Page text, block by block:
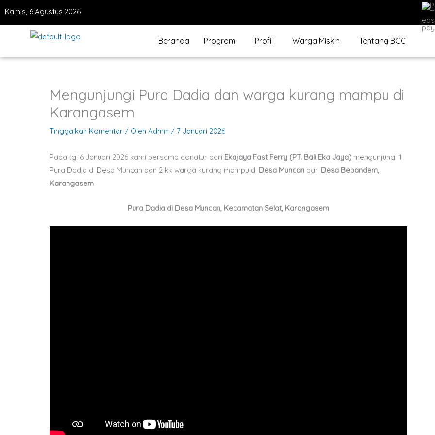
Kamis, 6 Agustus 2026
Beranda Program Profil Warga Miskin Tentang BCC
Mengunjungi Pura Dadia dan warga kurang mampu di
Karangasem
Tinggalkan Komentar / Oleh Admin / 7 Januari 2026
Pada tgl 6 Januari 2026 kami bersama donatur dari Ekajaya Fast Ferry (PT. Bali Eka Jaya) mengunjungi 1
Pura Dadia di Desa Muncan dan 2 kk warga kurang mampu di Desa Muncan dan Desa Bebandem,
Karangasem
Pura Dadia di Desa Muncan, Kecamatan Selat, Karangasem